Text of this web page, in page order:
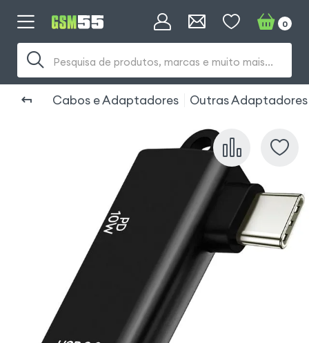
Pesquisa de produtos, marcas e muito mais...
0
Cabos e Adaptadores Outras Adaptadores